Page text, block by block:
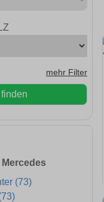
mehr Filter
(73)